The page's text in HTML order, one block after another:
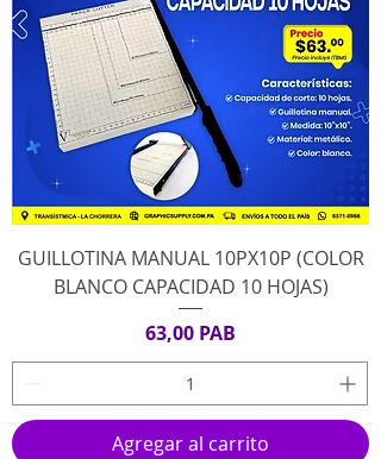
GUILLOTINA MANUAL 10PX10P (COLOR
BLANCO CAPACIDAD 10 HOJAS)
Precio
63,00 PAB
Agregar al carrito